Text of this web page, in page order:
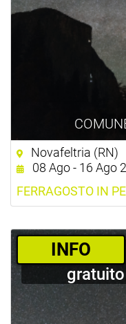
Novafeltria (RN)
08 Ago - 16 Ago
FERRAGOSTO IN
­INFO
gratuito